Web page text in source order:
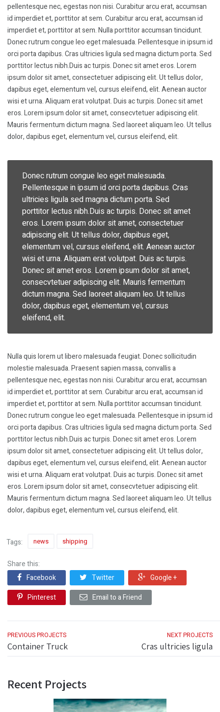
pellentesque nec, egestas non nisi. Curabitur arcu erat, accumsan
id imperdiet et, porttitor at sem. Curabitur arcu erat, accumsan id
imperdiet et, porttitor at sem. Nulla porttitor accumsan tincidunt.
Donec rutrum congue leo eget malesuada. Pellentesque in ipsum id
orci porta dapibus. Cras ultricies ligula sed magna dictum porta. Sed
porttitor lectus nibh.Duis ac turpis. Donec sit amet eros. Lorem
ipsum dolor sit amet, consectetuer adipiscing elit. Ut tellus dolor,
dapibus eget, elementum vel, cursus eleifend, elit. Aenean auctor
wisi et urna. Aliquam erat volutpat. Duis ac turpis. Donec sit amet
eros. Lorem ipsum dolor sit amet, consecvtetuer adipiscing elit.
Mauris fermentum dictum magna. Sed laoreet aliquam leo. Ut tellus
dolor, dapibus eget, elementum vel, cursus eleifend, elit.
Donec rutrum congue leo eget malesuada.
Pellentesque in ipsum id orci porta dapibus. Cras
ultricies ligula sed magna dictum porta. Sed
porttitor lectus nibh.Duis ac turpis. Donec sit amet
eros. Lorem ipsum dolor sit amet, consectetuer
adipiscing elit. Ut tellus dolor, dapibus eget,
elementum vel, cursus eleifend, elit. Aenean auctor
wisi et urna. Aliquam erat volutpat. Duis ac turpis.
Donec sit amet eros. Lorem ipsum dolor sit amet,
consecvtetuer adipiscing elit. Mauris fermentum
dictum magna. Sed laoreet aliquam leo. Ut tellus
dolor, dapibus eget, elementum vel, cursus
eleifend, elit.
Nulla quis lorem ut libero malesuada feugiat. Donec sollicitudin
molestie malesuada. Praesent sapien massa, convallis a
pellentesque nec, egestas non nisi. Curabitur arcu erat, accumsan
id imperdiet et, porttitor at sem. Curabitur arcu erat, accumsan id
imperdiet et, porttitor at sem. Nulla porttitor accumsan tincidunt.
Donec rutrum congue leo eget malesuada. Pellentesque in ipsum id
orci porta dapibus. Cras ultricies ligula sed magna dictum porta. Sed
porttitor lectus nibh.Duis ac turpis. Donec sit amet eros. Lorem
ipsum dolor sit amet, consectetuer adipiscing elit. Ut tellus dolor,
dapibus eget, elementum vel, cursus eleifend, elit. Aenean auctor
wisi et urna. Aliquam erat volutpat. Duis ac turpis. Donec sit amet
eros. Lorem ipsum dolor sit amet, consecvtetuer adipiscing elit.
Mauris fermentum dictum magna. Sed laoreet aliquam leo. Ut tellus
dolor, dapibus eget, elementum vel, cursus eleifend, elit.
Tags: news shipping
Share this:
Facebook
Twitter
Google +
Pinterest
Email to a Friend
PREVIOUS PROJECTS
Container Truck
NEXT PROJECTS
Cras ultricies ligula
Recent Projects